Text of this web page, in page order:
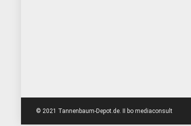
© 2021 Tannenbaum-Depot.de. II bo mediaconsult